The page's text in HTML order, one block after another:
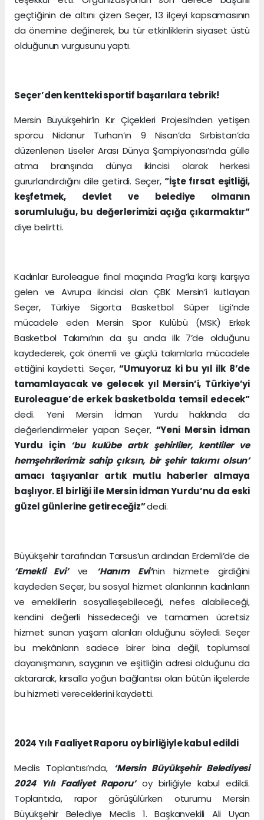
geçtiğinin de altını çizen Seçer, 13 ilçeyi kapsamasının
da önemine değinerek, bu tür etkinliklerin siyaset üstü
olduğunun vurgusunu yaptı.
Seçer’den kentteki sportif başarılara tebrik!
Mersin Büyükşehir’in Kır Çiçekleri Projesi’nden yetişen
sporcu Nidanur Turhan’ın 9 Nisan’da Sırbistan’da
düzenlenen Liseler Arası Dünya Şampiyonası’nda gülle
atma branşında dünya ikincisi olarak herkesi
gururlandırdığını dile getirdi. Seçer,“İşte fırsat eşitliği,
keşfetmek, devlet ve belediye olmanın
sorumluluğu, bu değerlerimizi açığa çıkarmaktır”
diye belirtti.
Kadınlar Euroleague final maçında Prag’la karşı karşıya
gelen ve Avrupa ikincisi olan ÇBK Mersin’i kutlayan
Seçer, Türkiye Sigorta Basketbol Süper Ligi’nde
mücadele eden Mersin Spor Kulübü (MSK) Erkek
Basketbol Takımı’nın da şu anda ilk 7’de olduğunu
kaydederek, çok önemli ve güçlü takımlarla mücadele
ettiğini kaydetti. Seçer,“Umuyoruz ki bu yıl ilk 8’de
tamamlayacak ve gelecek yıl Mersin’i, Türkiye’yi
Euroleague’de erkek basketbolda temsil edecek”
dedi. Yeni Mersin İdman Yurdu hakkında da
değerlendirmeler yapan Seçer, “Yeni Mersin İdman
Yurdu için ‘bu kulübe artık şehirliler, kentliler ve
hemşehrilerimiz sahip çıksın, bir şehir takımı olsun’
amacı taşıyanlar artık mutlu haberler almaya
başlıyor. El birliği ile Mersin İdman Yurdu’nu da eski
güzel günlerine getireceğiz”dedi.
Büyükşehir tarafından Tarsus’un ardından Erdemli’de de
‘Emekli Evi’ve ‘Hanım Evi’nin hizmete girdiğini
kaydeden Seçer, bu sosyal hizmet alanlarının kadınların
ve emeklilerin sosyalleşebileceği, nefes alabileceği,
kendini değerli hissedeceği ve tamamen ücretsiz
hizmet sunan yaşam alanları olduğunu söyledi. Seçer
bu mekânların sadece birer bina değil, toplumsal
dayanışmanın, saygının ve eşitliğin adresi olduğunu da
aktararak, kırsalla yoğun bağlantısı olan bütün ilçelerde
bu hizmeti vereceklerini kaydetti.
2024 Yılı Faaliyet Raporu oy birliğiyle kabul edildi
Meclis Toplantısı’nda, ‘Mersin Büyükşehir Belediyesi
2024 Yılı Faaliyet Raporu’oy birliğiyle kabul edildi.
Toplantıda, rapor görüşülürken oturumu Mersin
Büyükşehir Belediye Meclis 1. Başkanvekili Ali Uyan